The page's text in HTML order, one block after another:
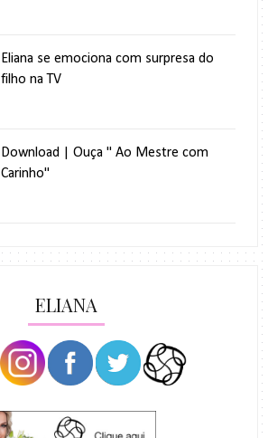
Eliana se emociona com surpresa do
filho na TV
Download | Ouça " Ao Mestre com
Carinho"
ELIANA